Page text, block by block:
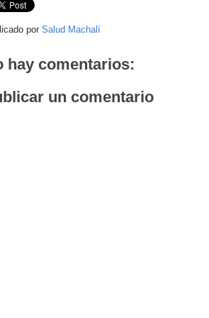
por Salud Machalí
hay comentarios:
un comentario